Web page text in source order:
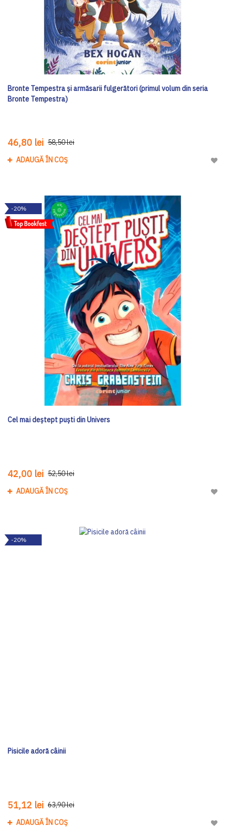
Bronte Tempestra și armăsarii fulgerători (primul volum din seria
Bronte Tempestra)
46,80 lei 58,50 lei
ADAUGĂ ÎN COȘ
-20%
Cel mai deștept puști din Univers
42,00 lei 52,50 lei
ADAUGĂ ÎN COȘ
-20%
Pisicile adoră câinii
51,12 lei 63,90 lei
ADAUGĂ ÎN COȘ